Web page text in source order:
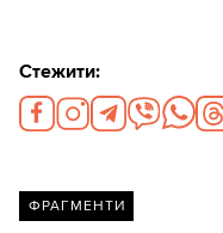
Стежити:
ФРАГМЕНТИ